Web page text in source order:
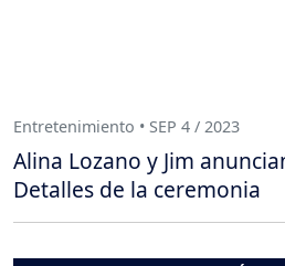
Entretenimiento • SEP 4 / 2023
Alina Lozano y Jim
Detalles de la ceremonia